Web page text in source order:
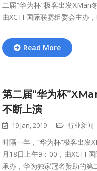
二届“华为杯”极客出发XMan
由XCTF国际联赛组委会主办
Read More
第二届“华为杯
不断上演
19 Jan, 2019 行业新闻
时隔一年，“华为杯”极客出发
月18日上午9：00，由XCTF
承办，华为独家冠名赞助的第